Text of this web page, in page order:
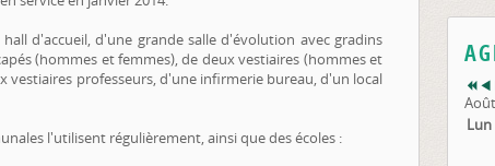
d'accueil, d'une grande salle d'évolution avec gradins
(hommes et femmes), de deux vestiaires (hommes et
vestiaires professeurs, d'une infirmerie bureau, d'un local
l'utilisent régulièrement, ainsi que des écoles :
Lun